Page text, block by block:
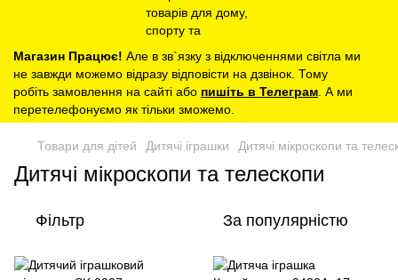
Магазин Працює! Але в зв`язку з відключеннями світла ми
не завжди можемо відразу відповісти на дзвінок. Тому
робіть замовлення на сайті або пишіть в Телеграм . А ми
перетелефонуємо як тільки зможемо.
Товари для дітей Дитячі іграшки Дитячі мікроскопи та
Дитячі мікроскопи та телескопи
Фільтр За популярністю